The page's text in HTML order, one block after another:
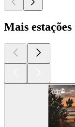
Mais